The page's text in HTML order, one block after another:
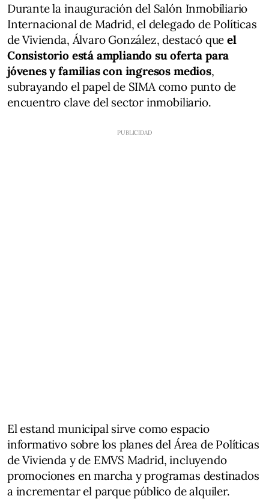
Durante la inauguración del Salón Inmobiliario
Internacional de Madrid, el delegado de Políticas
de Vivienda, Álvaro González, destacó queel
Consistorio está ampliando su oferta para
jóvenes y familias con ingresos medios,
subrayando el papel de SIMA como punto de
encuentro clave del sector inmobiliario.
El estand municipal sirve como espacio
informativo sobre los planes del Área de Políticas
de Vivienda y de EMVS Madrid, incluyendo
promociones en marcha y programas destinados
a incrementar el parque público de alquiler.